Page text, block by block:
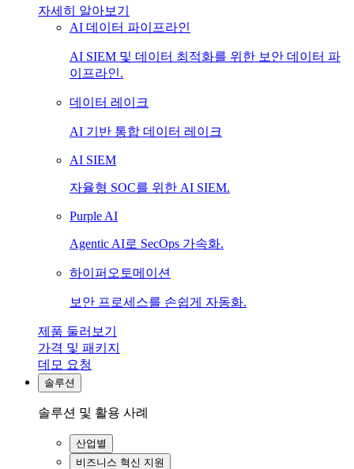
자세히 알아보기
AI 데이터 파이프라인
AI SIEM 및 데이터 최적화를 위한 보안 데이터 파
이프라인.
데이터 레이크
AI 기반 통합 데이터 레이크
AI SIEM
자율형 SOC를 위한 AI SIEM.
Purple AI
Agentic AI로 SecOps 가속화.
하이퍼오토메이션
보안 프로세스를 손쉽게 자동화.
제품 둘러보기
가격 및 패키지
데모 요청
솔루션
솔루션 및 활용 사례
산업별
비즈니스 혁신 지원